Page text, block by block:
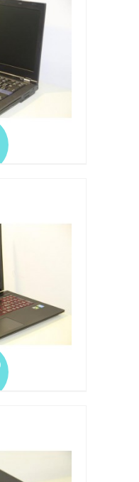
add to wish list
add to compare
add to compare
HD1TB DDR
GDDR5)FHD
add to compare